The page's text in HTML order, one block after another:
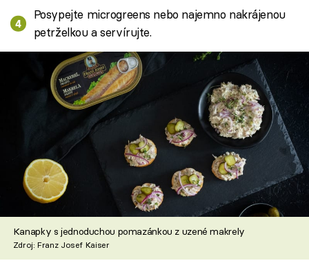
Posypejte microgreens nebo najemno nakrájenou
petrželkou a servírujte.
Kanapky s jednoduchou pomazánkou z uzené makrely
Zdroj: Franz Josef Kaiser